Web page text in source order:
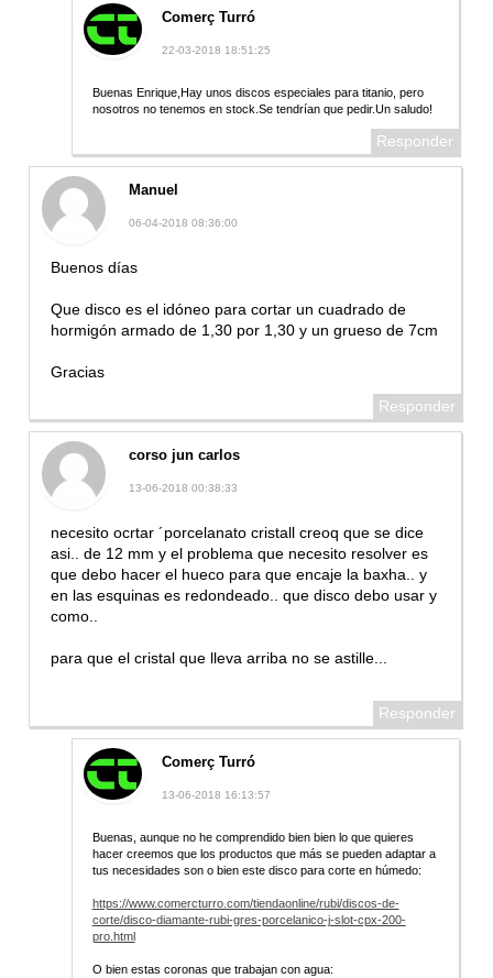
Comerç Turró
22-03-2018 18:51:25
Buenas Enrique,Hay unos discos especiales para titanio, pero
nosotros no tenemos en stock.Se tendrían que pedir.Un saludo!
Responder
Manuel
06-04-2018 08:36:00
Buenos días
Que disco es el idóneo para cortar un cuadrado de
hormigón armado de 1,30 por 1,30 y un grueso de 7cm
Gracias
Responder
corso jun carlos
13-06-2018 00:38:33
necesito ocrtar ´porcelanato cristall creoq que se dice
asi.. de 12 mm y el problema que necesito resolver es
que debo hacer el hueco para que encaje la baxha.. y
en las esquinas es redondeado.. que disco debo usar y
como..
para que el cristal que lleva arriba no se astille...
Responder
Comerç Turró
13-06-2018 16:13:57
Buenas, aunque no he comprendido bien bien lo que quieres
hacer creemos que los productos que más se pueden adaptar a
tus necesidades son o bien este disco para corte en húmedo:
https://www.comercturro.com/tiendaonline/rubi/discos-de-
corte/disco-diamante-rubi-gres-porcelanico-j-slot-cpx-200-
pro.html
O bien estas coronas que trabajan con agua: